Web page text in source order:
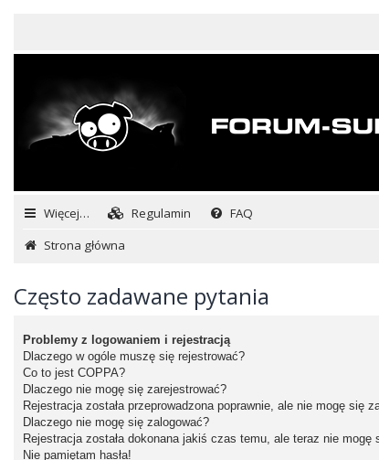
Więcej… Regulamin FAQ
Strona główna
Często zadawane pytania
Problemy z logowaniem i rejestracją
Dlaczego w ogóle muszę się rejestrować?
Co to jest COPPA?
Dlaczego nie mogę się zarejestrować?
Rejestracja została przeprowadzona poprawnie, ale nie mogę się
Dlaczego nie mogę się zalogować?
Rejestracja została dokonana jakiś czas temu, ale teraz nie mogę
Nie pamiętam hasła!